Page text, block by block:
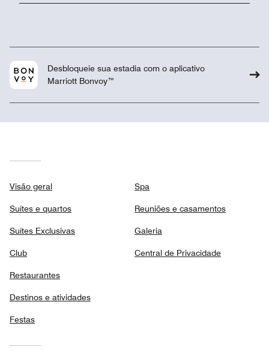
Desbloqueie sua estadia com o aplicativo
Marriott Bonvoy™
Visão geral
Suítes e quartos
Suítes Exclusivas
Club
Restaurantes
Destinos e atividades
Festas
Spa
Reuniões e casamentos
Galeria
Central de Privacidade